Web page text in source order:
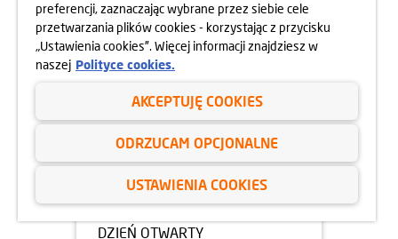
05.05.2025
DZIEŃ OTWARTY
preferencji, zaznaczając wybrane przez siebie cele
przetwarzania plików cookies - korzystając z przycisku
„Ustawienia cookies”. Więcej informacji znajdziesz w
naszej Polityce cookies.
AKCEPTUJĘ COOKIES
ODRZUCAM OPCJONALNE
USTAWIENIA COOKIES